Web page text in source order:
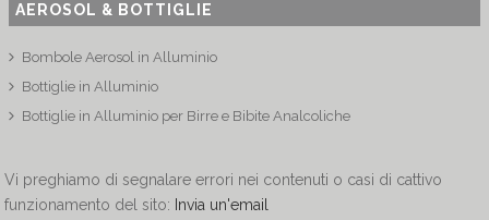
AEROSOL & BOTTIGLIE
Bombole Aerosol in Alluminio
Bottiglie in Alluminio
Bottiglie in Alluminio per Birre e Bibite Analcoliche
Vi preghiamo di segnalare errori nei contenuti o casi di cattivo
funzionamento del sito: Invia un'email